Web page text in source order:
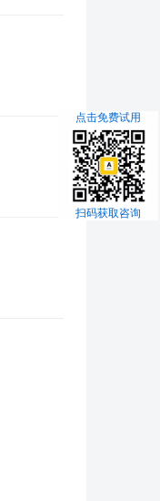
点击免费试用
扫码获取咨询